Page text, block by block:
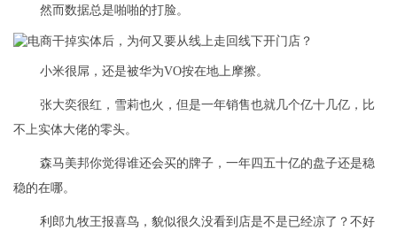
然而数据总是啪啪的打脸。
小米很屌，还是被华为VO按在地上摩擦。
张大奕很红，雪莉也火，但是一年销售也就几个亿十几亿，比
不上实体大佬的零头。
森马美邦你觉得谁还会买的牌子，一年四五十亿的盘子还是稳
稳的在哪。
利郎九牧王报喜鸟，貌似很久没看到店是不是已经凉了？不好